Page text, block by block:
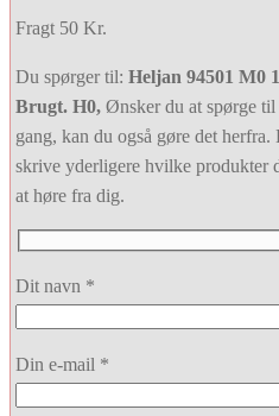
Fragt 50 Kr.
Du spørger til: Heljan 94501 M0
Brugt. H0, Ønsker du at spørge
gang, kan du også gøre det
skrive yderligere hvilke produkter
at høre fra dig.
Dit navn *
Din e-mail *